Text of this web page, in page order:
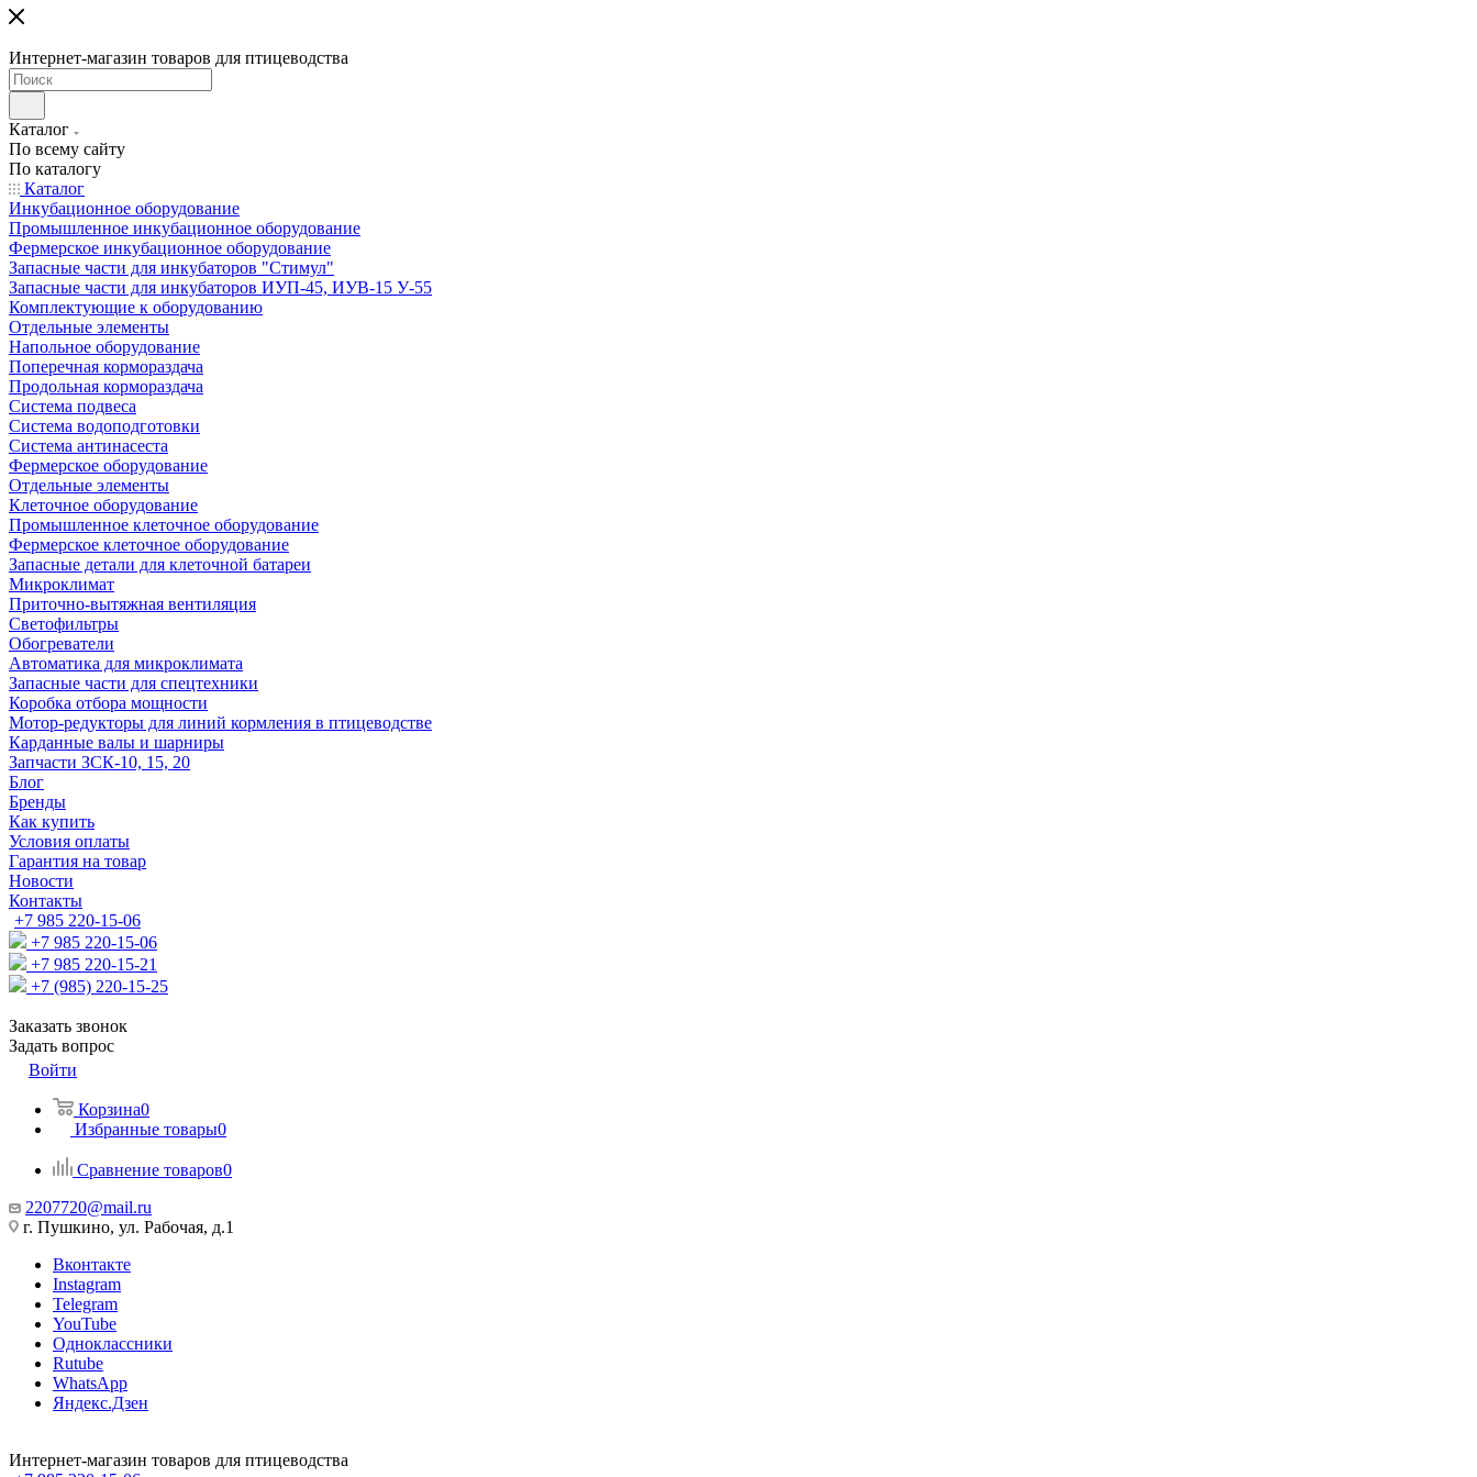
Интернет-магазин товаров для птицеводства
Каталог
По всему сайту
По каталогу
Каталог
Инкубационное оборудование
Промышленное инкубационное оборудование
Фермерское инкубационное оборудование
Запасные части для инкубаторов "Стимул"
Запасные части для инкубаторов ИУП-45, ИУВ-15 У-55
Комплектующие к оборудованию
Отдельные элементы
Напольное оборудование
Поперечная кормораздача
Продольная кормораздача
Система подвеса
Система водоподготовки
Система антинасеста
Фермерское оборудование
Отдельные элементы
Клеточное оборудование
Промышленное клеточное оборудование
Фермерское клеточное оборудование
Запасные детали для клеточной батареи
Микроклимат
Приточно-вытяжная вентиляция
Светофильтры
Обогреватели
Автоматика для микроклимата
Запасные части для спецтехники
Коробка отбора мощности
Мотор-редукторы для линий кормления в птицеводстве
Карданные валы и шарниры
Запчасти ЗСК-10, 15, 20
Блог
Бренды
Как купить
Условия оплаты
Гарантия на товар
Новости
Контакты
+7 985 220-15-06
+7 985 220-15-06
+7 985 220-15-21
+7 (985) 220-15-25
Заказать звонок
Задать вопрос
Войти
Корзина0
Избранные товары0
Сравнение товаров0
2207720@mail.ru
г. Пушкино, ул. Рабочая, д.1
Вконтакте
Instagram
Telegram
YouTube
Одноклассники
Rutube
WhatsApp
Яндекс.Дзен
Интернет-магазин товаров для птицеводства